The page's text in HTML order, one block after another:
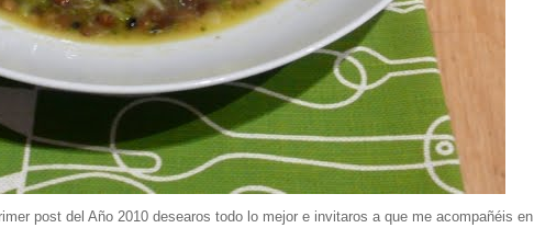
post del Año 2010 desearos todo lo mejor e invitaros a que me acompañéis en